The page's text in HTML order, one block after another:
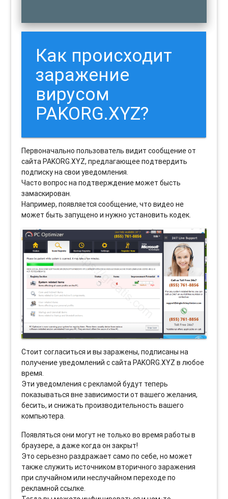
Как происходит
заражение
вирусом
PAKORG.XYZ?
Первоначально пользователь видит сообщение от
сайта PAKORG.XYZ, предлагающее подтвердить
подписку на свои уведомления.
Часто вопрос на подтверждение может бысть
замаскирован.
Например, появляется сообщение, что видео не
может быть запущено и нужно установить кодек.
Стоит согласиться и вы заражены, подписаны на
получение уведомлений с сайта PAKORG.XYZ в любое
время.
Эти уведомления с рекламой будут теперь
показываться вне зависимости от вашего желания,
бесить, и снижать производительность вашего
компьютера.
Появляться они могут не только во время работы в
браузере, а даже когда он закрыт!
Это серьезно раздражает само по себе, но может
также служить источником вторичного заражения
при случайном или неслучайном переходе по
рекламной ссылке.